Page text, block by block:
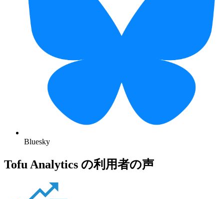
Bluesky
Tofu Analytics の利用者の声